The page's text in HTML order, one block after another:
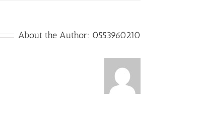
About the Author: 0553960210